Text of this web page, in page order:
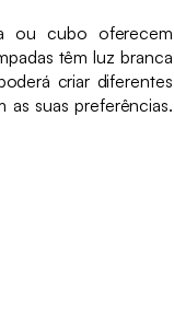
ou cubo oferecem
têm luz branca
criar diferentes
suas preferências.